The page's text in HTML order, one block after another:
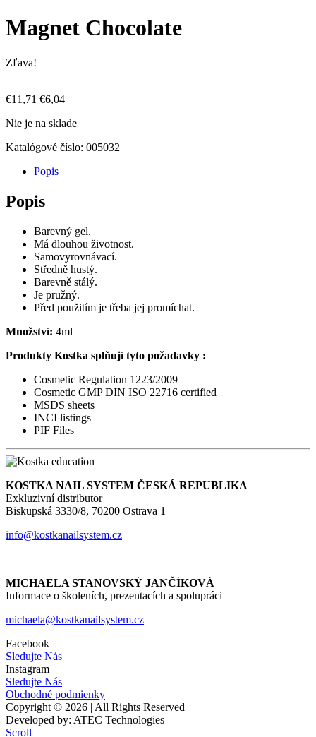
Magnet Chocolate
Zľava!
€11,71 Pôvodná
bola:
€6,04Aktuálna
je:
Nie je na sklade
Katalógové číslo: 005032
Popis
Popis
Barevný gel.
Má dlouhou životnost.
Samovyrovnávací.
Středně hustý.
Barevně stálý.
Je pružný.
Před použitím je třeba jej promíchat.
Množství: 4ml
Produkty Kostka splňují tyto požadavky :
Cosmetic Regulation 1223/2009
Cosmetic GMP DIN ISO 22716 certified
MSDS sheets
INCI listings
PIF Files
KOSTKA NAIL SYSTEM ČESKÁ REPUBLIKA
Exkluzivní distributor
Biskupská 3330/8, 70200 Ostrava 1
info@kostkanailsystem.cz
MICHAELA STANOVSKÝ JANČÍKOVÁ
Informace o školeních, prezentacích a spolupráci
michaela@kostkanailsystem.cz
Facebook
Sledujte Nás
Instagram
Sledujte Nás
Obchodné podmienky
Copyright © 2026 | All Rights Reserved
Developed by: ATEC Technologies
Scroll